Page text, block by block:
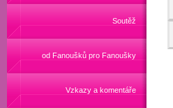
Soutěž
od Fanoušků pro Fanoušky
Vzkazy a komentáře